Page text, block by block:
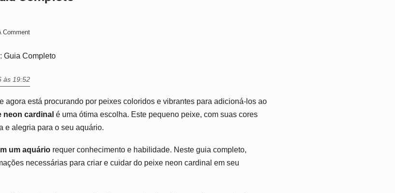
CommentOn
Neon
Guia Completo
às 19:52
agora está procurando por peixes coloridos e vibrantes para adicioná-los ao
neon cardinal é uma ótima escolha. Este pequeno peixe, com suas cores
e alegria para o seu aquário.
um aquário requer conhecimento e habilidade. Neste guia completo,
necessárias para criar e cuidar do peixe neon cardinal em seu